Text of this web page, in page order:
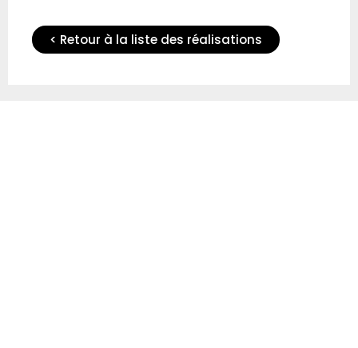
< Retour à la liste des réalisations